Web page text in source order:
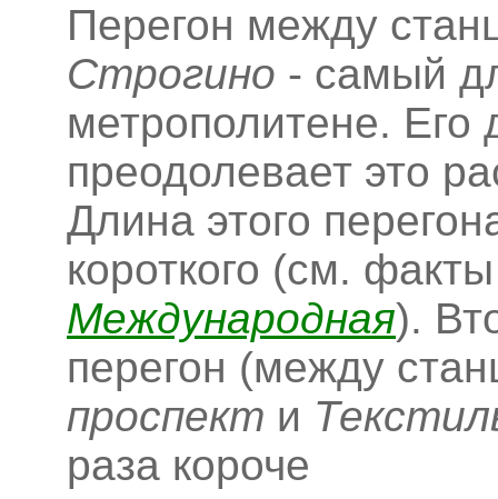
Перегон между
Строгино - самый
метрополитене.
преодолевает это
Длина этого
короткого (см.
Международная).
перегон (между
проспект и
раза короче